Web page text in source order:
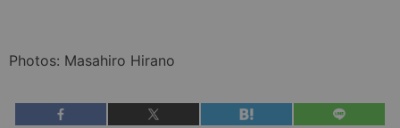
Photos: Masahiro Hirano